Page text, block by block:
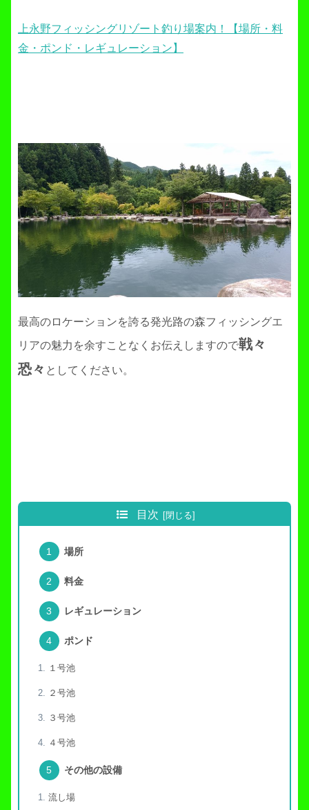
上永野フィッシングリゾート釣り場案内！【場所・料
金・ポンド・レギュレーション】
最高のロケーションを誇る発光路の森フィッシングエ
リアの魅力を余すことなくお伝えしますので戦々
恐々 としてください。
目次
場所
料金
レギュレーション
ポンド
１号池
２号池
３号池
４号池
その他の設備
流し場